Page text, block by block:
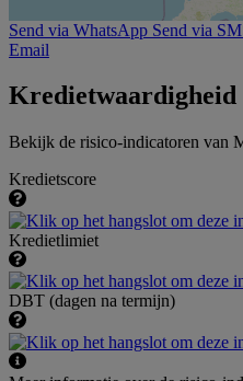
Send via WhatsApp Send via
Email
Kredietwaardigheid
Bekijk de risico-indicatoren van
Kredietscore
Kredietlimiet
DBT (dagen na termijn)